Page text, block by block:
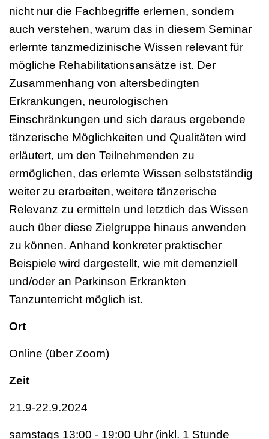
nicht nur die Fachbegriffe erlernen, sondern
auch verstehen, warum das in diesem Seminar
erlernte tanzmedizinische Wissen relevant für
mögliche Rehabilitationsansätze ist. Der
Zusammenhang von altersbedingten
Erkrankungen, neurologischen
Einschränkungen und sich daraus ergebende
tänzerische Möglichkeiten und Qualitäten wird
erläutert, um den Teilnehmenden zu
ermöglichen, das erlernte Wissen selbstständig
weiter zu erarbeiten, weitere tänzerische
Relevanz zu ermitteln und letztlich das Wissen
auch über diese Zielgruppe hinaus anwenden
zu können. Anhand konkreter praktischer
Beispiele wird dargestellt, wie mit demenziell
und/oder an Parkinson Erkrankten
Tanzunterricht möglich ist.
Ort
Online (über Zoom)
Zeit
21.9-22.9.2024
samstags 13:00 - 19:00 Uhr (inkl. 1 Stunde